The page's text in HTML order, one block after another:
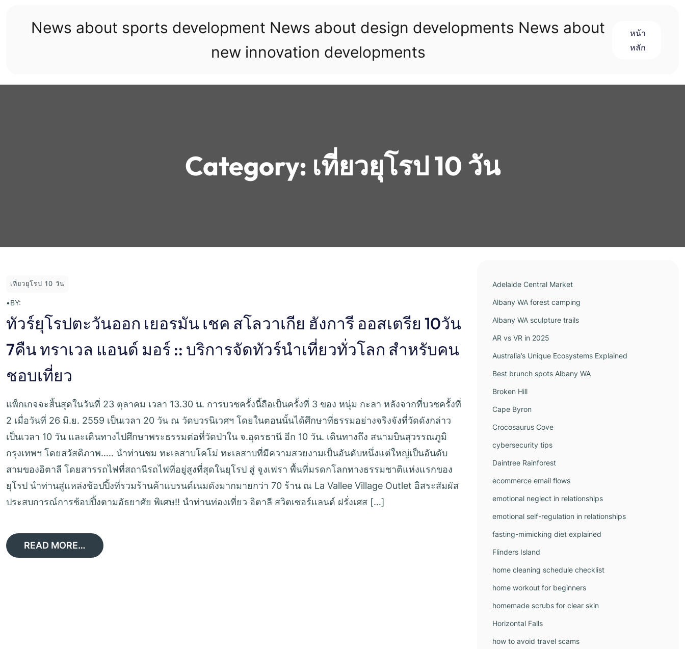
News about sports development News about design developments News about
new innovation developments
หน้า
หลัก
Category: เที่ยวยุโรป 10 วัน
เที่ยวยุโรป 10 วัน
•BY:
ทัวร์ยุโรปตะวันออก เยอรมัน เชค สโลวาเกีย ฮังการี ออสเตรีย 10วัน
7คืน ทราเวล แอนด์ มอร์ :: บริการจัดทัวร์นำเที่ยวทั่วโลก สำหรับคน
ชอบเที่ยว
แพ็กเกจจะสิ้นสุดในวันที่ 23 ตุลาคม เวลา 13.30 น. การบวชครั้งนี้ถือเป็นครั้งที่ 3 ของ หนุ่ม กะลา หลังจากที่บวชครั้งที่
2 เมื่อวันที่ 26 มิ.ย. 2559 เป็นเวลา 20 วัน ณ วัดบวรนิเวศฯ โดยในตอนนั้นได้ศึกษาที่ธรรมอย่างจริงจังที่วัดดังกล่าว
เป็นเวลา 10 วัน และเดินทางไปศึกษาพระธรรมต่อที่วัดป่าใน จ.อุดรธานี อีก 10 วัน. เดินทางถึง สนามบินสุวรรณภูมิ
กรุงเทพฯ โดยสวัสดิภาพ….. นำท่านชม ทะเลสาบโคโม่ ทะเลสาบที่มีความสวยงามเป็นอันดับหนึ่งแต่ใหญ่เป็นอันดับ
สามของอิตาลี โดยสารรถไฟที่สถานีรถไฟที่อยู่สูงที่สุดในยุโรป สู่ จูงเฟรา พื้นที่มรดกโลกทางธรรมชาติแห่งแรกของ
ยุโรป นำท่านสู่แหล่งช้อปปิ้งที่รวมร้านค้าแบรนด์เนมดังมากมายกว่า 70 ร้าน ณ La Vallee Village Outlet อิสระสัมผัส
ประสบการณ์การช้อปปิ้งตามอัธยาศัย พิเศษ!! นำท่านท่องเที่ยว อิตาลี สวิตเซอร์แลนด์ ฝรั่งเศส […]
READ MORE…
Adelaide Central Market
Albany WA forest camping
Albany WA sculpture trails
AR vs VR in 2025
Australia’s Unique Ecosystems Explained
Best brunch spots Albany WA
Broken Hill
Cape Byron
Crocosaurus Cove
cybersecurity tips
Daintree Rainforest
ecommerce email flows
emotional neglect in relationships
emotional self-regulation in relationships
fasting-mimicking diet explained
Flinders Island
home cleaning schedule checklist
home workout for beginners
homemade scrubs for clear skin
Horizontal Falls
how to avoid travel scams